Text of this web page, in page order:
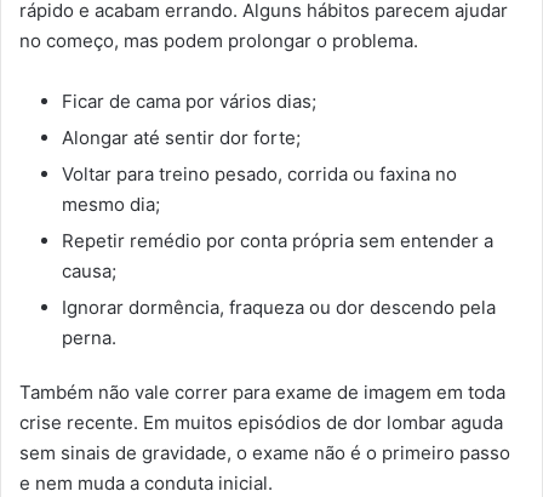
rápido e acabam errando. Alguns hábitos parecem ajudar
no começo, mas podem prolongar o problema.
Ficar de cama por vários dias;
Alongar até sentir dor forte;
Voltar para treino pesado, corrida ou faxina no
mesmo dia;
Repetir remédio por conta própria sem entender a
causa;
Ignorar dormência, fraqueza ou dor descendo pela
perna.
Também não vale correr para exame de imagem em toda
crise recente. Em muitos episódios de dor lombar aguda
sem sinais de gravidade, o exame não é o primeiro passo
e nem muda a conduta inicial.